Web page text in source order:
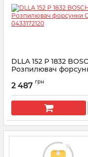
DLLA 152 P 1832
Розпилювач
Артикул: 0433172120
2 487 грн